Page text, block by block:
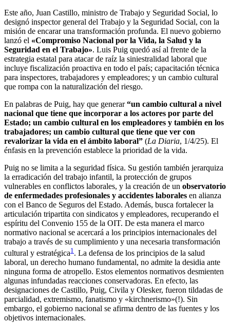
Este año, Juan Castillo, ministro de Trabajo y Seguridad Social, lo
designó inspector general del Trabajo y la Seguridad Social, con la
misión de encarar una transformación profunda. El nuevo gobierno
lanzó el «Compromiso Nacional por la Vida, la Salud y la
Seguridad en el Trabajo». Luis Puig quedó así al frente de la
estrategia estatal para atacar de raíz la siniestralidad laboral que
incluye fiscalización proactiva en todo el país; capacitación técnica
para inspectores, trabajadores y empleadores; y un cambio cultural
que rompa con la naturalización del riesgo.
En palabras de Puig, hay que generar“un cambio cultural a nivel
nacional que tiene que incorporar a los actores por parte del
Estado; un cambio cultural en los empleadores y también en los
trabajadores; un cambio cultural que tiene que ver con
revalorizar la vida en el ámbito laboral” (La Diaria, 1/4/25). El
énfasis en la prevención establece la prioridad de la vida.
Puig no se limita a la seguridad física. Su gestión también jerarquiza
la erradicación del trabajo infantil, la protección de grupos
vulnerables en conflictos laborales, y la creación de un observatorio
de enfermedades profesionales y accidentes laborales en alianza
con el Banco de Seguros del Estado. Además, busca fortalecer la
articulación tripartita con sindicatos y empleadores, recuperando el
espíritu del Convenio 155 de la OIT. De esta manera el marco
normativo nacional se acercará a los principios internacionales del
trabajo a través de su cumplimiento y una necesaria transformación
cultural y estratégica1 . La defensa de los principios de la salud
laboral, un derecho humano fundamental, no admite la desidia ante
ninguna forma de atropello. Estos elementos normativos desmienten
algunas infundadas reacciones conservadoras. En efecto, las
designaciones de Castillo, Puig, Civila y Olesker, fueron tildadas de
parcialidad, extremismo, fanatismo y «kirchnerismo»(!). Sin
embargo, el gobierno nacional se afirma dentro de las fuentes y los
objetivos internacionales.